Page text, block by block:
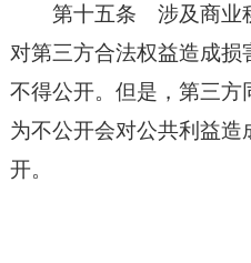
第十五条 涉及商业
对第三方合法权益造成
不得公开。但是，第三方
为不公开会对公共利益造
开。